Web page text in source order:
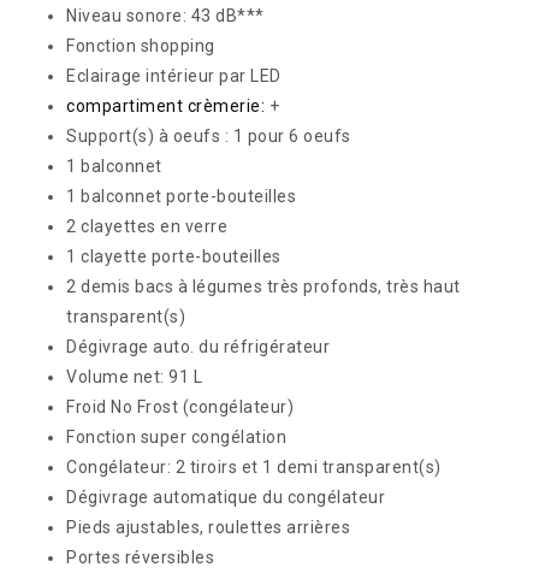
Niveau sonore: 43 dB***
Fonction shopping
Eclairage intérieur par LED
compartiment crèmerie: +
Support(s) à oeufs : 1 pour 6 oeufs
1 balconnet
1 balconnet porte-bouteilles
2 clayettes en verre
1 clayette porte-bouteilles
2 demis bacs à légumes très profonds, très haut
transparent(s)
Dégivrage auto. du réfrigérateur
Volume net: 91 L
Froid No Frost (congélateur)
Fonction super congélation
Congélateur: 2 tiroirs et 1 demi transparent(s)
Dégivrage automatique du congélateur
Pieds ajustables, roulettes arrières
Portes réversibles